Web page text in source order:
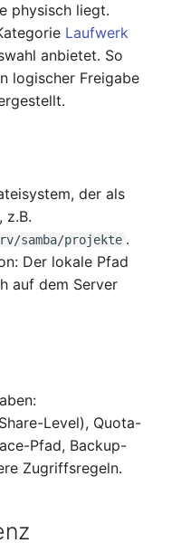
physisch liegt.
Laufwerk
anbietet. So
logischer Freigabe
der als
z.B.
samba/projekte .
Der lokale Pfad
auf dem Server
Level), Quota-
Pfad, Backup-
Zugriffsregeln.